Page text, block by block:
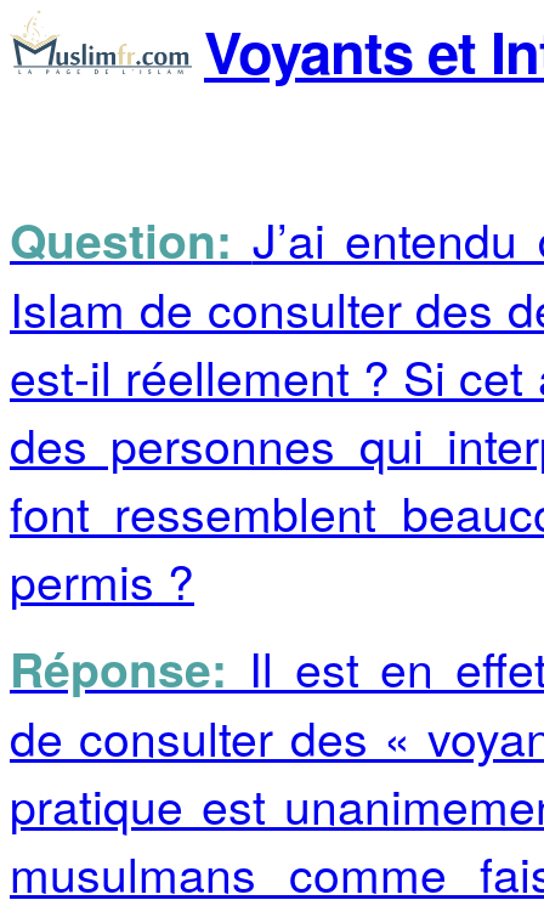
Voyants et
Question: J’ai
Islam de consulter des
est-il réellement ? Si
des personnes qui
font ressemblent
permis ?
Réponse: Il est en
de consulter des «
pratique est
musulmans comme